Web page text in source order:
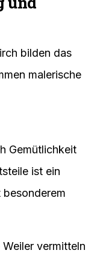
bilden das
malerische
Gemütlichkeit
ist ein
besonderem
vermitteln